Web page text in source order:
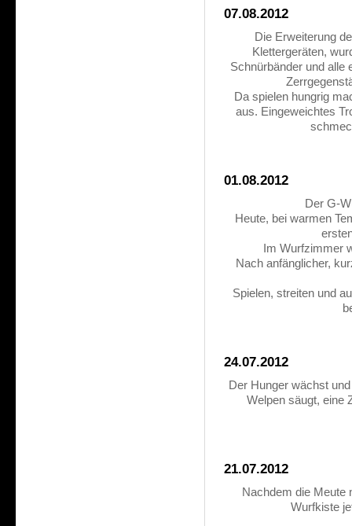
07.08.2012
Die Erweiterung
Klettergeräten,
Schnürbänder und alle
Da spielen hungrig
aus. Eingeweichtes
01.08.2012
Der G-
Heute, bei warmen
Im Wurfzimmer
Nach anfänglicher,
Spielen, streiten und
24.07.2012
Der Hunger wächst
Welpen säugt, eine
21.07.2012
Nachdem die Meute
Wurfkiste